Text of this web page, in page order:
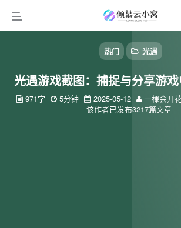
热门 光遇
光遇游戏截图：捕捉与分享游
971字 5分钟 2025-05-12 一棵会开
该作者已发布3217篇文章